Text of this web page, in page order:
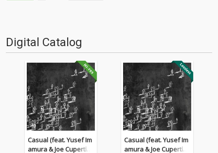
Digital Catalog
Casual (feat. Yusef Im
amura & Joe Cupertin
Casual (feat. Yusef Im
amura & Joe Cupertin